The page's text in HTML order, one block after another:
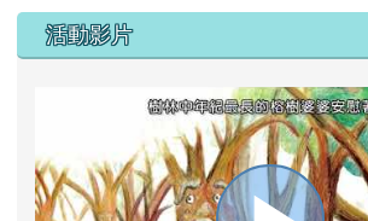
活動影片